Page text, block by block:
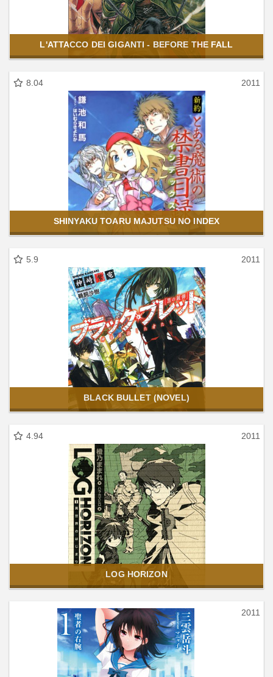
L'ATTACCO DEI GIGANTI - BEFORE THE FALL
8.04 2011
SHINYAKU TOARU MAJUTSU NO INDEX
5.9 2011
BLACK BULLET (NOVEL)
4.94 2011
LOG HORIZON
2011